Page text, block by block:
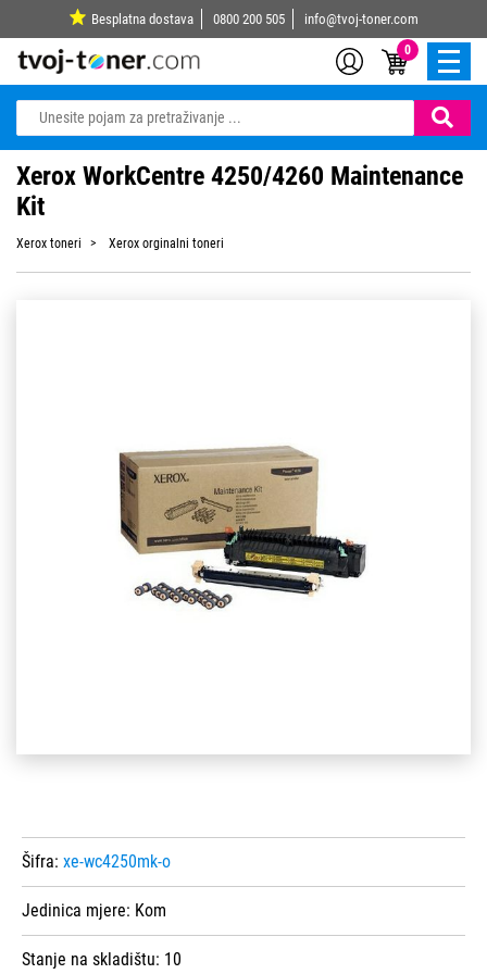
Besplatna dostava 0800 200 505 info@tvoj-toner.com
0
Xerox WorkCentre 4250/4260 Maintenance
Kit
Xerox toneri Xerox orginalni toneri
Šifra: xe-wc4250mk-o
Jedinica mjere: Kom
Stanje na skladištu: 10